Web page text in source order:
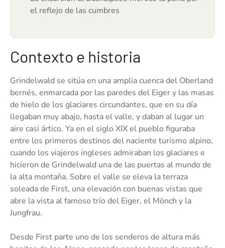
el reflejo de las cumbres
Contexto e historia
Grindelwald se sitúa en una amplia cuenca del Oberland
bernés, enmarcada por las paredes del Eiger y las masas
de hielo de los glaciares circundantes, que en su día
llegaban muy abajo, hasta el valle, y daban al lugar un
aire casi ártico. Ya en el siglo XIX el pueblo figuraba
entre los primeros destinos del naciente turismo alpino,
cuando los viajeros ingleses admiraban los glaciares e
hicieron de Grindelwald una de las puertas al mundo de
la alta montaña. Sobre el valle se eleva la terraza
soleada de First, una elevación con buenas vistas que
abre la vista al famoso trío del Eiger, el Mönch y la
Jungfrau.
Desde First parte uno de los senderos de altura más